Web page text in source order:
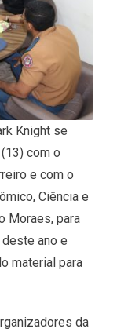
Knight se
com o
e com o
Ciência e
Moraes, para
ano e
material para
da